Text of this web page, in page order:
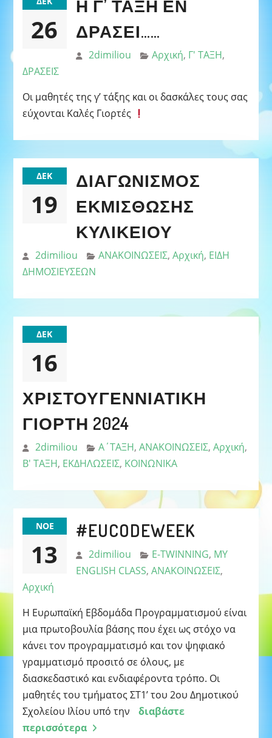
26
Η Γ’ ΤΆΞΗ ΕΝ
ΔΡΆΣΕΙ……
2dimiliou Αρχική, Γ' ΤΑΞΗ,
ΔΡΑΣΕΙΣ
Οι μαθητές της γ’ τάξης και οι δασκάλες τους σας
εύχονται Καλές Γιορτές
ΔΕΚ
19
ΔΙΑΓΩΝΙΣΜΌΣ
ΕΚΜΊΣΘΩΣΗΣ
ΚΥΛΙΚΕΊΟΥ
2dimiliou ΑΝΑΚΟΙΝΩΣΕΙΣ, Αρχική, ΕΙΔΗ
ΔΗΜΟΣΙΕΥΣΕΩΝ
ΔΕΚ
16
ΧΡΙΣΤΟΥΓΕΝΝΙΆΤΙΚΗ
ΓΙΟΡΤΉ 2024
2dimiliou Α΄ΤΑΞΗ, ΑΝΑΚΟΙΝΩΣΕΙΣ, Αρχική,
Β' ΤΑΞΗ, ΕΚΔΗΛΩΣΕΙΣ, ΚΟΙΝΩΝΙΚΑ
ΝΟΈ
13
#EUCODEWEEK
2dimiliou E-TWINNING, MY
ENGLISH CLASS, ΑΝΑΚΟΙΝΩΣΕΙΣ,
Αρχική
Η Ευρωπαϊκή Εβδομάδα Προγραμματισμού είναι
μια πρωτοβουλία βάσης που έχει ως στόχο να
κάνει τον προγραμματισμό και τον ψηφιακό
γραμματισμό προσιτό σε όλους, με
διασκεδαστικό και ενδιαφέροντα τρόπο. Οι
μαθητές του τμήματος ΣΤ1’ του 2ου Δημοτικού
Σχολείου Ιλίου υπό την
διαβάστε
περισσότερα